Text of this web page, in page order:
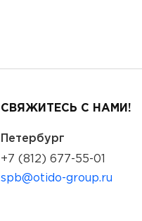
СВЯЖИТЕСЬ С НАМИ!
Петербург
+7 (812) 677-55-01
spb@otido-group.ru